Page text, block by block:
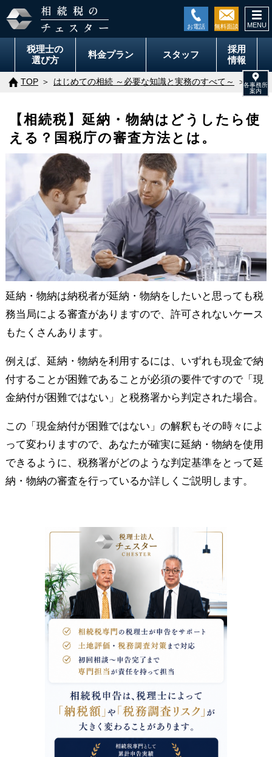
税理士の
選び方
料金プラン スタッフ
採用
情報
TOP はじめての相続 ～必要な知識と実務のすべて～ 相続
【相続税】延納・物納はどうしたら使
える？国税庁の審査方法とは。
延納・物納は納税者が延納・物納をしたいと思っても税
務当局による審査がありますので、許可されないケース
もたくさんあります。
例えば、延納・物納を利用するには、いずれも現金で納
付することが困難であることが必須の要件ですので「現
金納付が困難ではない」と税務署から判定された場合。
この「現金納付が困難ではない」の解釈もその時々によ
って変わりますので、あなたが確実に延納・物納を使用
できるように、税務署がどのような判定基準をとって延
納・物納の審査を行っているか詳しくご説明します。